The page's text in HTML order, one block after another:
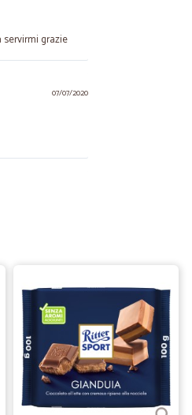
servirmi grazie
07/07/2020
07/06/2020
11/06/2020